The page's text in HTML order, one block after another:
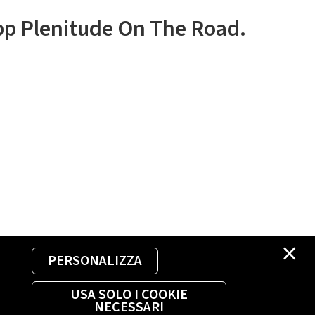
×
PERSONALIZZA
USA SOLO I COOKIE
NECESSARI
Plenitude On The Road.